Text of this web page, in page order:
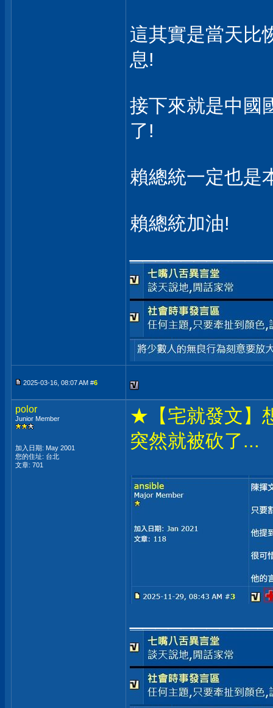
這其實是當天比
息!
接下來就是中國
了!
賴總統一定也是
賴總統加油!
2025-03-16, 08:07 AM #6
polor
Junior Member
加入日期: May 2001
您的住址: 台北
文章: 701
★【宅就發文】
突然就被砍了...